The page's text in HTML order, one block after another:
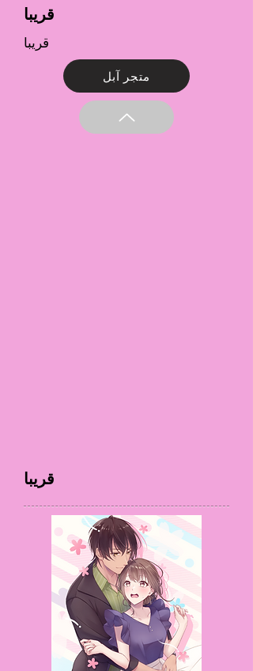
قريبا
قريبا
متجر آبل
قريبا